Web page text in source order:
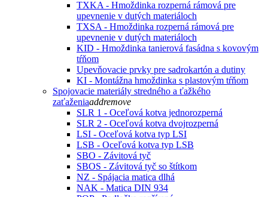
TXKA - Hmoždinka rozperná rámová pre
upevnenie v dutých materiáloch
TXSA - Hmoždinka rozperná rámová pre
upevnenie v dutých materiáloch
KID - Hmoždinka tanierová fasádna s kovovým
tŕňom
Upevňovacie prvky pre sadrokartón a dutiny
KI - Montážna hmoždinka s plastovým tŕňom
Spojovacie materiály stredného a ťažkého
zaťaženiaaddremove
SLR 1 - Oceľová kotva jednorozperná
SLR 2 - Oceľová kotva dvojrozperná
LSI - Oceľová kotva typ LSI
LSB - Oceľová kotva typ LSB
SBO - Závitová tyč
SBOS - Závitová tyč so štítkom
NZ - Spájacia matica dlhá
NAK - Matica DIN 934